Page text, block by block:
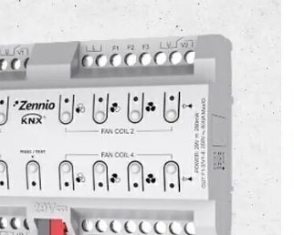
فرم معرفی برقکار
پنل ثبت پروژه ویژه کارکنان
پنل ثبت قراردادهای سازمانی پرسنل